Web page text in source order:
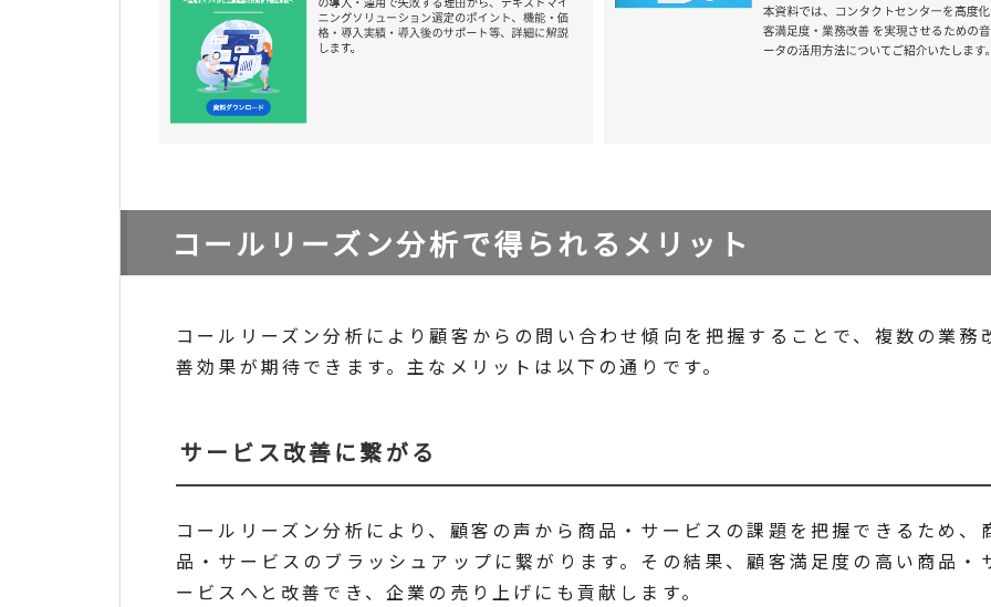
コールリーズン分析で得られるメリット
コールリーズン分析により顧客からの問い合わせ傾向を把握することで、複数の業務
善効果が期待できます。主なメリットは以下の通りです。
サービス改善に繋がる
コールリーズン分析により、顧客の声から商品・サービスの課題を把握できるため、
品・サービスのブラッシュアップに繋がります。その結果、顧客満足度の高い商品・
ービスへと改善でき、企業の売り上げにも貢献します。